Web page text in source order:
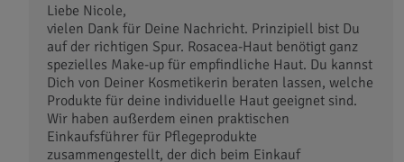
Liebe Nicole,
vielen Dank für Deine Nachricht. Prinzipiell bist Du
auf der richtigen Spur. Rosacea-Haut benötigt ganz
spezielles Make-up für empfindliche Haut. Du kannst
Dich von Deiner Kosmetikerin beraten lassen, welche
Produkte für deine individuelle Haut geeignet sind.
Wir haben außerdem einen praktischen
Einkaufsführer für Pflegeprodukte
zusammengestellt, der dich beim Einkauf